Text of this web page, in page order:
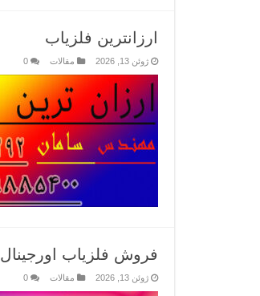
ارزانترین فلزیاب
ژوئن 13, 2026 مقالات 0
فروش فلزیاب اورجینال
ژوئن 13, 2026 مقالات 0